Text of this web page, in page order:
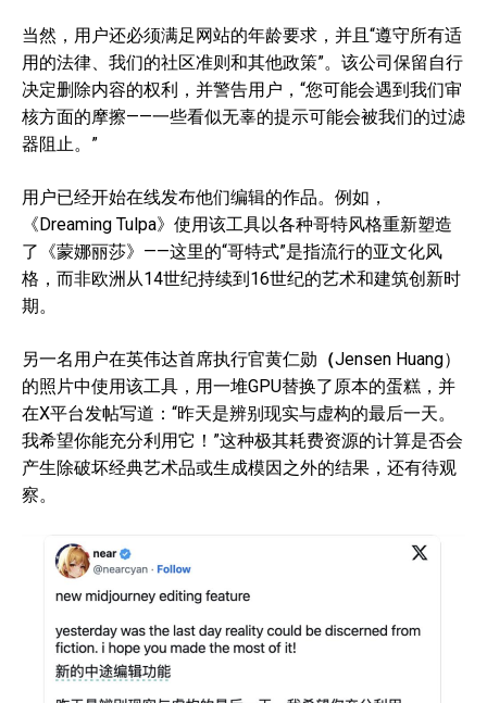
当然，用户还必须满足网站的年龄要求，并且“遵守所有适
用的法律、我们的社区准则和其他政策”。该公司保留自行
决定删除内容的权利，并警告用户，“您可能会遇到我们审
核方面的摩擦——一些看似无辜的提示可能会被我们的过滤
器阻止。”
用户已经开始在线发布他们编辑的作品。例如，
《Dreaming Tulpa》使用该工具以各种哥特风格重新塑造
了《蒙娜丽莎》——这里的“哥特式”是指流行的亚文化风
格，而非欧洲从14世纪持续到16世纪的艺术和建筑创新时
期。
另一名用户在英伟达首席执行官黄仁勋 （Jensen Huang）
的照片中使用该工具，用一堆GPU替换了原本的蛋糕，并
在X平台发帖写道：“昨天是辨别现实与虚构的最后一天。
我希望你能充分利用它！”这种极其耗费资源的计算是否会
产生除破坏经典艺术品或生成模因之外的结果，还有待观
察。